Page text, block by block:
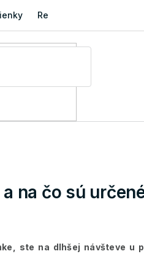
Reklamácia a vrátenie
na čo sú
ste na dlhšej návšteve u